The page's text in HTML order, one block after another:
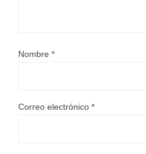
Nombre *
Correo electrónico *